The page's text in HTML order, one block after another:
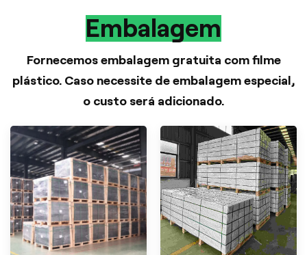
Embalagem
Fornecemos embalagem gratuita com filme
plástico. Caso necessite de embalagem especial,
o custo será adicionado.